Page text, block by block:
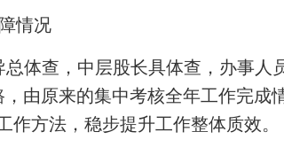
情况
总体查，中层股长具体查，办事人
由原来的集中考核全年工作完
作方法，稳步提升工作整体质效。